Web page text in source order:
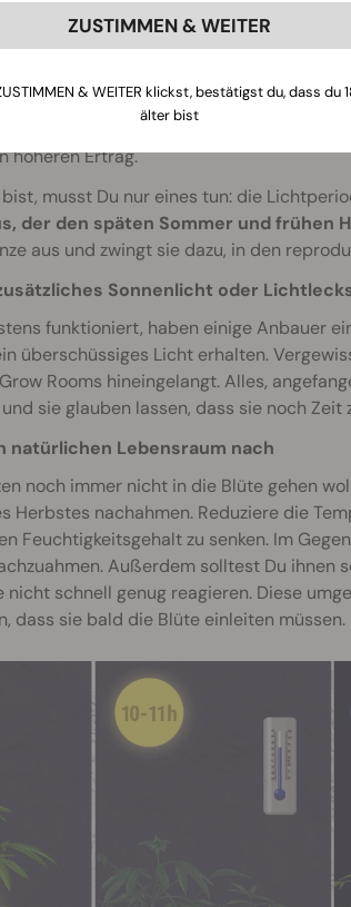
man eine photoperiodische
Pflanzen anbaust, hast Du die
solltest Du sicherstellen, dass
um eine gute Ernte hervorbringen zu
höheren Ertrag.
musst Du nur eines tun: die
der den späten Sommer und frühen
aus und zwingt sie dazu, in den
Sonnenlicht oder
funktioniert, haben einige Anbauer
überschüssiges Licht erhalten.
Rooms hineingelangt. Alles,
sie glauben lassen, dass sie noch Zeit
natürlichen Lebensraum nach
noch immer nicht in die Blüte gehen
Herbstes nachahmen. Reduziere die
Feuchtigkeitsgehalt zu senken. Im
Außerdem solltest Du ihnen
nicht schnell genug reagieren. Diese
dass sie bald die Blüte einleiten müssen.
ZUSTIMMEN & WEITER
& WEITER klickst, bestätigst du, dass du
älter bist